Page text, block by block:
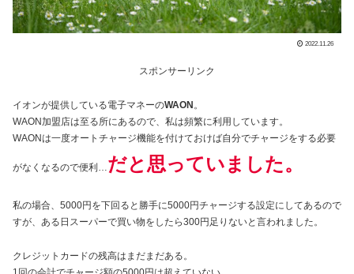
2022.11.26
スポンサーリンク
イオンが提供している電子マネーのWAON 。
WAON加盟店は至る所にあるので、私は頻繁に利用しています。
WAONは一度オートチャージ機能を付けておけば自分でチャージをする必要
がなくなるので便利… だと思っていました。
私の場合、5000円を下回ると勝手に5000円チャージする設定にしてあるので
すが、ある日スーパーで買い物をしたら300円足りないと言われました。
クレジットカードの残高はまだまだある。